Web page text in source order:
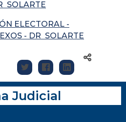
SOLARTE
ELECTORAL -
- DR SOLARTE
Judicial